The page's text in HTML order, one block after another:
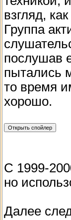
взгляд,
Группа
послушав
пытались
то время
хорошо.
С 1999-
но
Далее